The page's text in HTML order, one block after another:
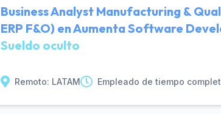
Business Analyst Manufacturing &
ERP F&O) en Aumenta Software
Sueldo oculto
Remoto: LATAM Empleado de tiempo